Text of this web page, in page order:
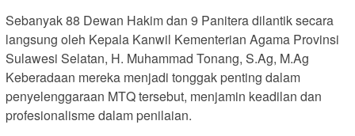
Sebanyak 88 Dewan Hakim dan 9 Panitera dilantik secara
langsung oleh Kepala Kanwil Kementerian Agama Provinsi
Sulawesi Selatan, H. Muhammad Tonang, S.Ag, M.Ag
Keberadaan mereka menjadi tonggak penting dalam
penyelenggaraan MTQ tersebut, menjamin keadilan dan
profesionalisme dalam penilaian.